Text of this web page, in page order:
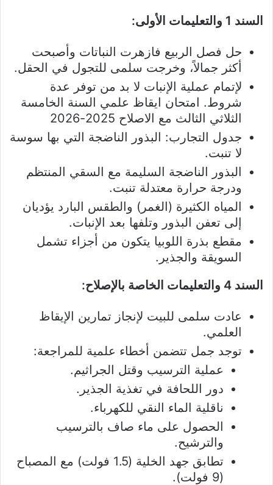
السند 1 والتعليمات الأولى:
حل فصل الربيع فازهرت النباتات وأصبحت
أكثر جمالاً، وخرجت سلمى للتجول في الحقل.
لإتمام عملية الإنبات لا بد من توفر عدة
شروط. امتحان ايقاظ علمي السنة الخامسة
الثلاثي الثالث مع الاصلاح 2025-2026
جدول التجارب: البذور الناضجة التي بها سوسة
لا تنبت.
البذور الناضجة السليمة مع السقي المنتظم
ودرجة حرارة معتدلة تنبت.
المياه الكثيرة (الغمر) والطقس البارد يؤديان
إلى تعفن البذور وتلفها بعد الإنبات.
مقطع بذرة اللوبيا يتكون من أجزاء تشمل
السويقة والجذير.
السند 4 والتعليمات الخاصة بالإصلاح:
عادت سلمى للبيت لإنجاز تمارين الإيقاظ
العلمي.
توجد جمل تتضمن أخطاء علمية للمراجعة:
عملية الترسيب وقتل الجراثيم.
دور اللحافة في تغذية الجذير.
ناقلية الماء النقي للكهرباء.
الحصول على ماء صاف بالترسيب
والترشيح.
تطابق جهد الخلية (1.5 فولت) مع المصباح
(9 فولت).